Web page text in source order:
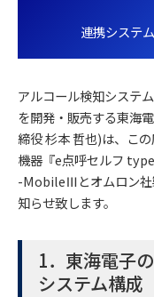
連携システ
アルコール検知システ
を開発・販売する東海
締役 杉本 哲也)は、こ
機器『e点呼セルフ
-MobileⅢとオムロン社
知らせ致します。
1．東海電子
システム構成